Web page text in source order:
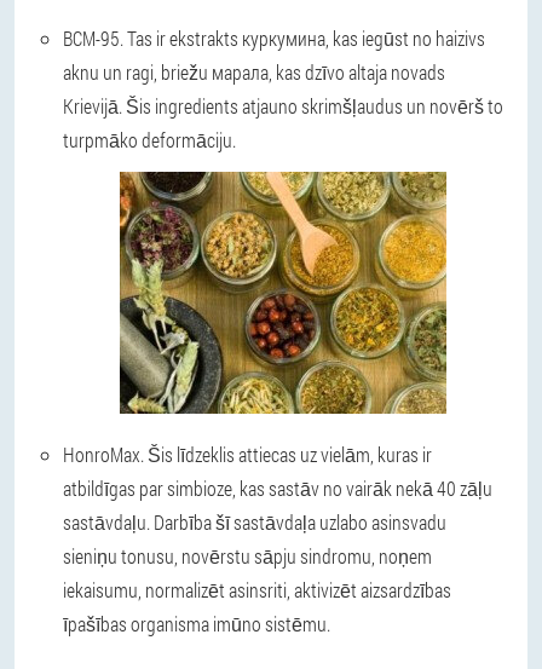
ВСМ-95. Tas ir ekstrakts куркумина, kas iegūst no haizivs
aknu un ragi, briežu марала, kas dzīvo altaja novads
Krievijā. Šis ingredients atjauno skrimšļaudus un novērš to
turpmāko deformāciju.
HonroMax. Šis līdzeklis attiecas uz vielām, kuras ir
atbildīgas par simbioze, kas sastāv no vairāk nekā 40 zāļu
sastāvdaļu. Darbība šī sastāvdaļa uzlabo asinsvadu
sieniņu tonusu, novērstu sāpju sindromu, noņem
iekaisumu, normalizēt asinsriti, aktivizēt aizsardzības
īpašības organisma imūno sistēmu.